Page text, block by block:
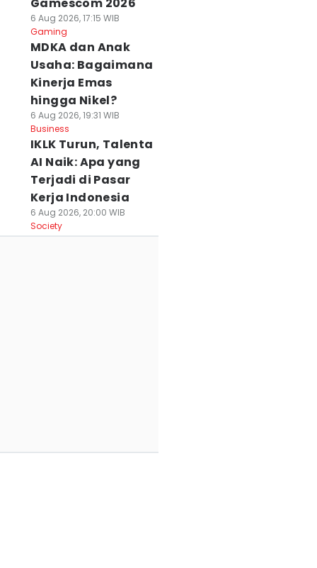
6 Aug 2026, 17:15 WIB
Gaming
MDKA dan Anak
Usaha: Bagaimana
Kinerja Emas
hingga Nikel?
6 Aug 2026, 19:31 WIB
Business
IKLK Turun, Talenta
AI Naik: Apa yang
Terjadi di Pasar
Kerja Indonesia
6 Aug 2026, 20:00 WIB
Society